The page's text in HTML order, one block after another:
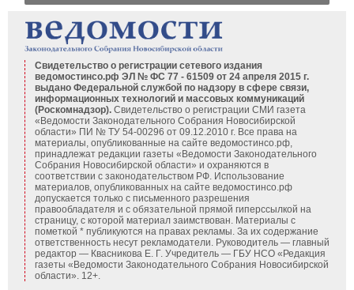
Свидетельство о регистрации сетевого издания
ведомостинсо.рф ЭЛ № ФС 77 - 61509 от 24 апреля 2015 г.
выдано Федеральной службой по надзору в сфере связи,
информационных технологий и массовых коммуникаций
(Роскомнадзор). Свидетельство о регистрации СМИ газета
«Ведомости Законодательного Собрания Новосибирской
области» ПИ № ТУ 54-00296 от 09.12.2010 г. Все права на
материалы, опубликованные на сайте ведомостинсо.рф,
принадлежат редакции газеты «Ведомости Законодательного
Собрания Новосибирской области» и охраняются в
соответствии с законодательством РФ. Использование
материалов, опубликованных на сайте ведомостинсо.рф
допускается только с письменного разрешения
правообладателя и с обязательной прямой гиперссылкой на
страницу, с которой материал заимствован. Материалы с
пометкой * публикуются на правах рекламы. За их содержание
ответственность несут рекламодатели. Руководитель — главный
редактор — Квасникова Е. Г. Учредитель — ГБУ НСО «Редакция
газеты «Ведомости Законодательного Собрания Новосибирской
области». 12+.